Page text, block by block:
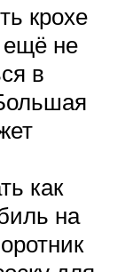
крохе
ещё не
в
как
на